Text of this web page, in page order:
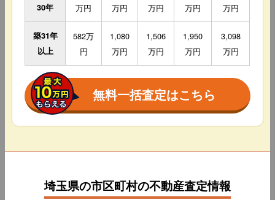
30年
万円
万円
万円
万円
万円
築31年
以上
582万
円
1,080
万円
1,506
万円
1,950
万円
3,098
万円
無料一括査定はこちら
埼玉県の市区町村の不動産査定情報